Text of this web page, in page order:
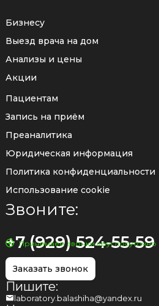
Бизнесу
Выезд врача на дом
Анализы и цены
Акции
Пациентам
Запись на приём
Преаналитика
Юридическая информация
Политика конфиденциальности
Использование cookie
Звоните:
+7 (929) 524-55-59
Принимаем звонки круглосуточно
Заказать звонок
Пишите:
laboratory.balashiha@yandex.ru